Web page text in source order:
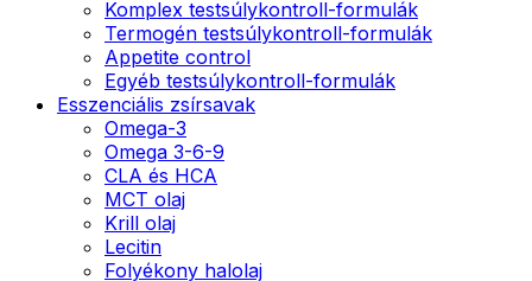
Komplex testsúlykontroll-formulák
Termogén testsúlykontroll-formulák
Appetite control
Egyéb testsúlykontroll-formulák
Esszenciális zsírsavak
Omega-3
Omega 3-6-9
CLA és HCA
MCT olaj
Krill olaj
Lecitin
Folyékony halolaj